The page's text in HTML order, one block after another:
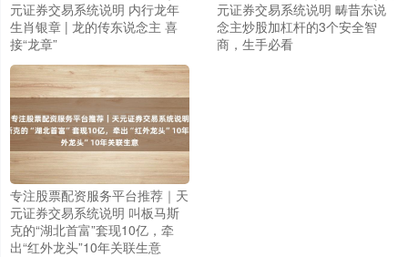
元证券交易系统说明 内行龙年
生肖银章 | 龙的传东说念主 喜
接“龙章”
元证券交易系统说明 畴昔东说
念主炒股加杠杆的3个安全智
商，生手必看
专注股票配资服务平台推荐｜天
元证券交易系统说明 叫板马斯
克的“湖北首富”套现10亿，牵
出“红外龙头”10年关联生意
上证综指 3875.35